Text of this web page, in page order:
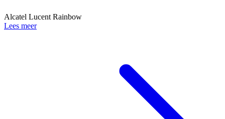
Alcatel Lucent Rainbow
Lees meer